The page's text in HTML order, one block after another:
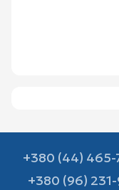
+380 (44) 465-
+380 (96)